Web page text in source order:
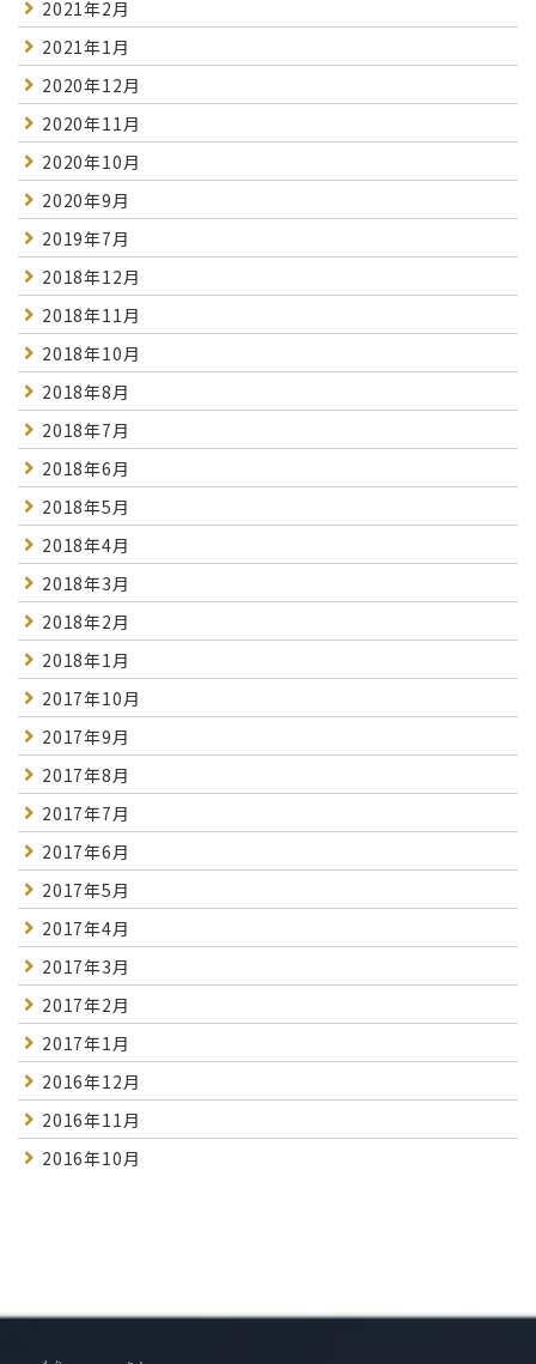
2021年2月
2021年1月
2020年12月
2020年11月
2020年10月
2020年9月
2019年7月
2018年12月
2018年11月
2018年10月
2018年8月
2018年7月
2018年6月
2018年5月
2018年4月
2018年3月
2018年2月
2018年1月
2017年10月
2017年9月
2017年8月
2017年7月
2017年6月
2017年5月
2017年4月
2017年3月
2017年2月
2017年1月
2016年12月
2016年11月
2016年10月